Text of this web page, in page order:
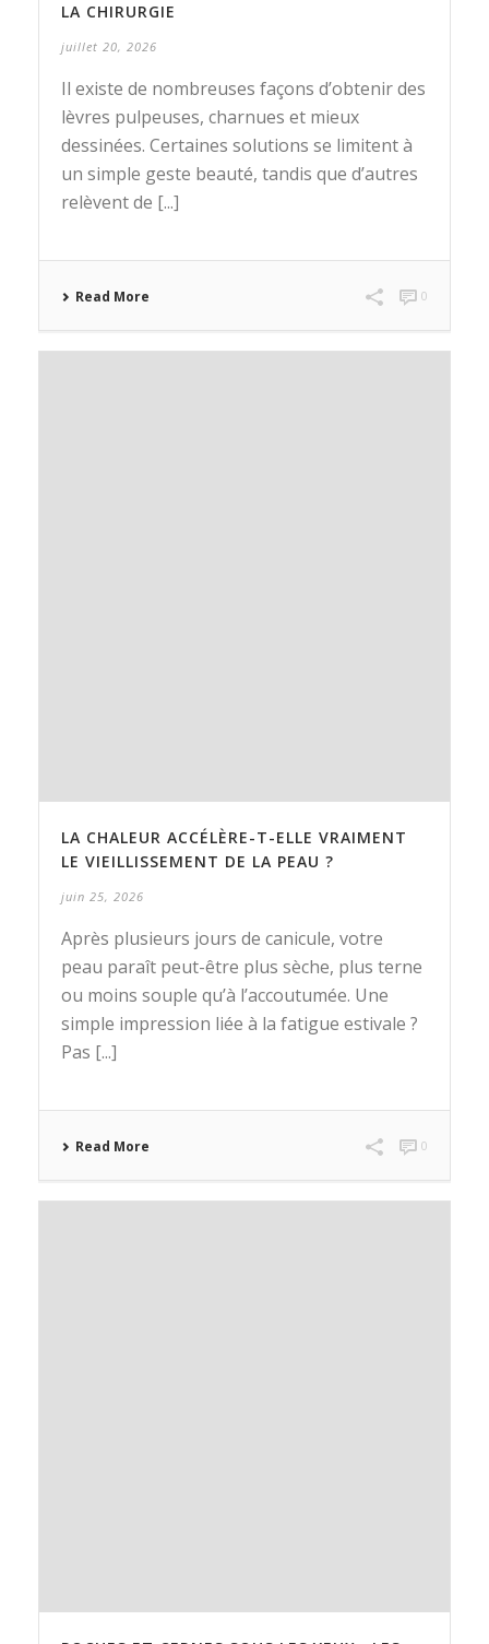
LA CHIRURGIE
juillet 20, 2026
Il existe de nombreuses façons d’obtenir des
lèvres pulpeuses, charnues et mieux
dessinées. Certaines solutions se limitent à
un simple geste beauté, tandis que d’autres
relèvent de [...]
Read More 0
LA CHALEUR ACCÉLÈRE-T-ELLE VRAIMENT
LE VIEILLISSEMENT DE LA PEAU ?
juin 25, 2026
Après plusieurs jours de canicule, votre
peau paraît peut-être plus sèche, plus terne
ou moins souple qu’à l’accoutumée. Une
simple impression liée à la fatigue estivale ?
Pas [...]
Read More 0